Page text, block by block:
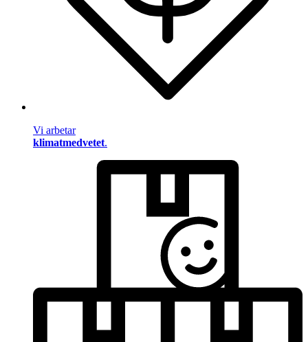
Vi arbetar
klimatmedvetet.